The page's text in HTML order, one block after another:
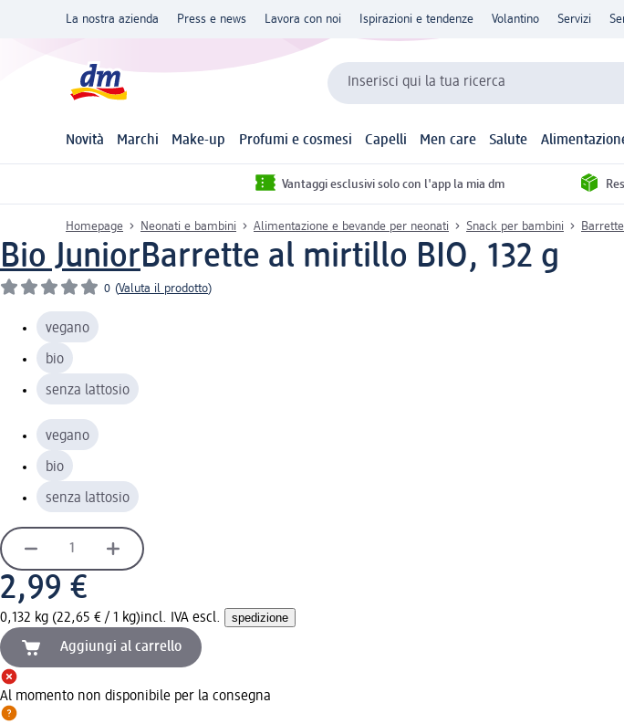
La nostra azienda Press e news Lavora con noi Ispirazioni e tendenze Volantino Servizi
Inserisci qui la tua ricerca
Novità Marchi Make-up Profumi e cosmesi Capelli Men care Salute
Vantaggi esclusivi solo con l'app la mia dm
Homepage Neonati e bambini Alimentazione e bevande per neonati Snack per bambini
Bio JuniorBarrette al mirtillo BIO, 132 g
0 (Valuta il prodotto)
vegano
bio
senza lattosio
vegano
bio
senza lattosio
2,99 €
0,132 kg (22,65 € / 1 kg)incl. IVA escl. spedizione
Aggiungi al carrello
Al momento non disponibile per la consegna